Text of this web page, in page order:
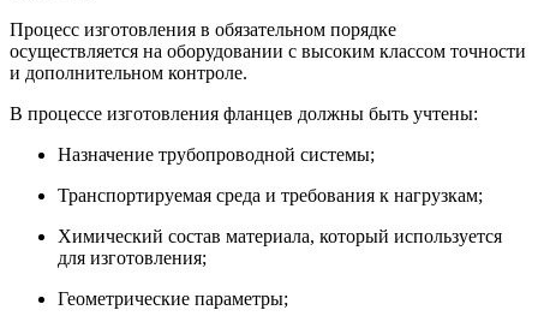
Процесс изготовления в обязательном порядке
осуществляется на оборудовании с высоким классом точности
и дополнительном контроле.
В процессе изготовления фланцев должны быть учтены:
Назначение трубопроводной системы;
Транспортируемая среда и требования к нагрузкам;
Химический состав материала, который используется
для изготовления;
Геометрические параметры;